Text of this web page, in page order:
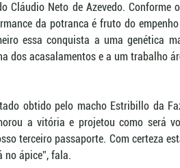
Cláudio Neto de Azevedo. Conforme
da potranca é fruto do
essa conquista a uma genética
dos acasalamentos e a um trabalho
obtido pelo macho Estribillo da
a vitória e projetou como será
terceiro passaporte. Com certeza
no ápice”, fala.